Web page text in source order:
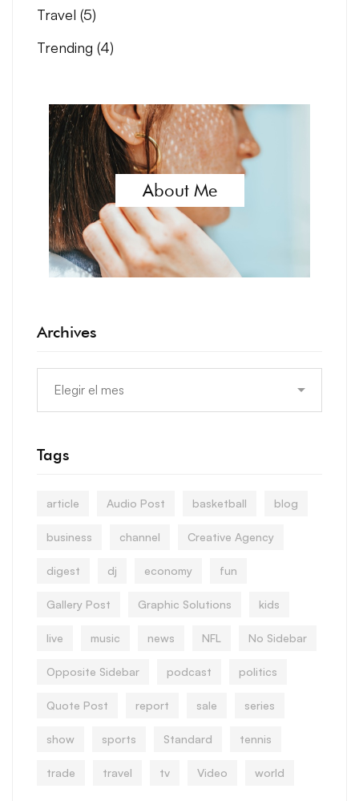
Travel (5)
Trending (4)
About Me
Archives
Tags
article Audio Post basketball blog
business channel Creative Agency
digest dj economy fun
Gallery Post Graphic Solutions kids
live music news NFL No Sidebar
Opposite Sidebar podcast politics
Quote Post report sale series
show sports Standard tennis
trade travel tv Video world